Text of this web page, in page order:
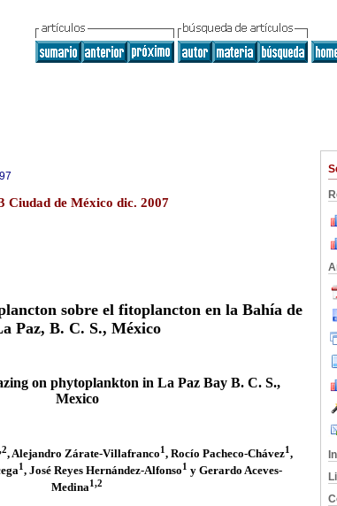
Ciudad de México dic. 2007
sobre el fitoplancton en la Bahía de
Paz, B. C. S., México
on phytoplankton in La Paz Bay B. C. S.,
Mexico
, Alejandro Zárate-Villafranco1, Rocío Pacheco-Chávez1,
1, José Reyes Hernández-Alfonso1 y Gerardo Aceves-
Medina1,2